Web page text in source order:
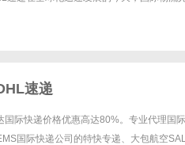
速递
际快递价格优惠高达80%。专业代理国
国际快递公司的特快专递、大包航空SAL